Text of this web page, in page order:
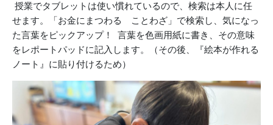
授業でタブレットは使い慣れているので、検索は本人に任
せます。「お金にまつわる ことわざ」で検索し、気になっ
た言葉をピックアップ！ 言葉を色画用紙に書き、その意味
をレポートパッドに記入します。（その後、『絵本が作れる
ノート』に貼り付けるため）